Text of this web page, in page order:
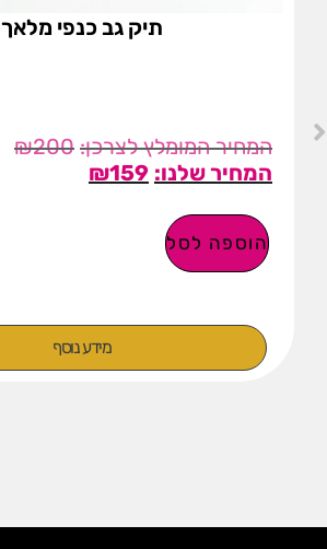
תיק גב כנפי מלאך
₪200
₪159
הוספה לסל
מידע נוסף